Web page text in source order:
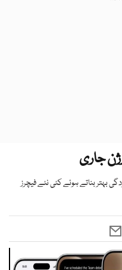
بہتر بناتے ہوئے کئی نئے فیچرز